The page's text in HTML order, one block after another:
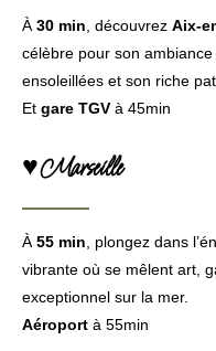
À30 min, découvrez Aix-
célèbre pour son
ensoleillées et son riche
Et gare TGV à 45min
♥Marseille
À55 min, plongez dans
vibrante où se mêlent art,
exceptionnel sur la mer.
Aéroport à 55min